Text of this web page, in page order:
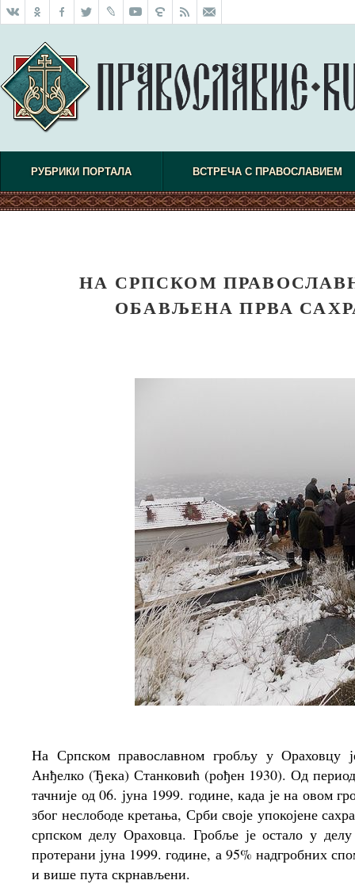
РУБРИКИ ПОРТАЛА ВСТРЕЧА С ПРАВОСЛАВИЕМ
НА СРПСКОМ
ОБАВЉЕНА ПРВА
На Српском православном гробљу у Ораховцу
Анђелко (Ђека) Станковић (рођен 1930). Од
тачније од 06. јуна 1999. године, када је на
због неслободе кретања, Срби своје упокојене
српском делу Ораховца. Гробље је остало у
протерани јуна 1999. године, а 95% надгробних
и више пута скрнављени.